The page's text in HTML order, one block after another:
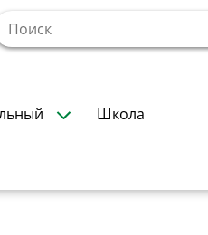
Школа